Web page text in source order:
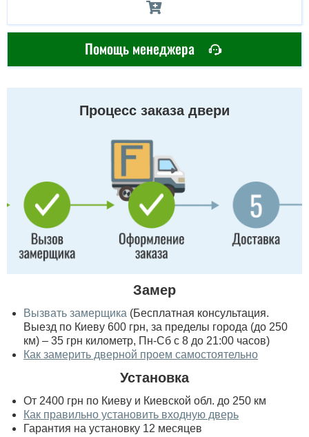
Помощь менеджера
Процесс заказа двери
Замер
Вызвать замерщика (Бесплатная консультация.
Выезд по Киеву 600 грн, за пределы города (до 250
км) – 35 грн километр, Пн-Сб с 8 до 21:00 часов)
Как замерить дверной проем самостоятельно
Установка
От 2400 грн по Киеву и Киевской обл. до 250 км
Как правильно установить входную дверь
Гарантия на установку 12 месяцев